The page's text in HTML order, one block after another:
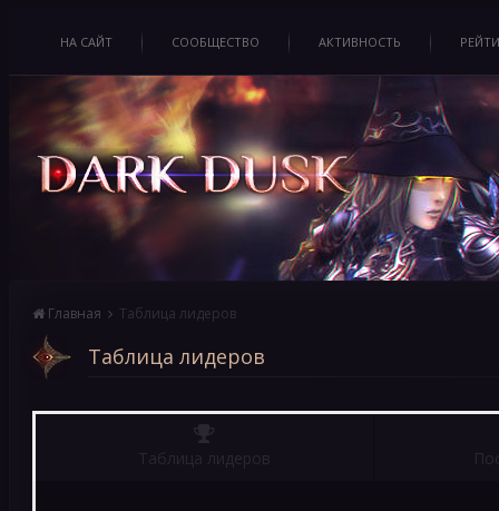
НА САЙТ СООБЩЕСТВО АКТИВНОСТЬ
Главная Таблица лидеров
Таблица лидеров
Таблица лидеров